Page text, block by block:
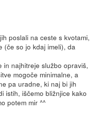
poslali na ceste s kvotami,
(če so jo kdaj imeli), da
in najhitreje službo opraviš,
mogoče minimalne, a
pa uradne, ki naj bi jih
istih, iščemo bližnjice kako
potem mir ^^